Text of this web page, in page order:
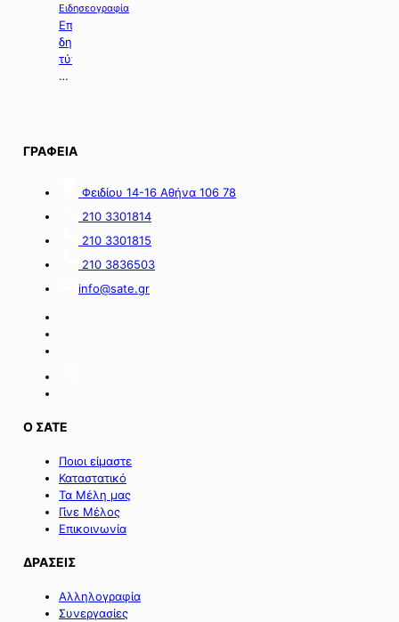
χορήγηση
ενίσχυσης
σε
επιχειρήσεις
της
Σαμοθράκης».
Ειδησεογραφία
Επιλογή
δημοσιευμάτων
τύπου
της
ΓΡΑΦΕΙΑ
Φειδίου 14-16 Αθήνα 106 78
210 3301814
210 3301815
210 3836503
info@sate.gr
Ο ΣΑΤΕ
Ποιοι είμαστε
Καταστατικό
Τα Μέλη μας
Γίνε Μέλος
Επικοινωνία
ΔΡΑΣΕΙΣ
Αλληλογραφία
Συνεργασίες